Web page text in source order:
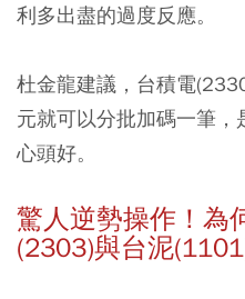
利多出盡的過度反應。
杜金龍建議，台積電
元就可以分批加碼一筆
心頭好。
驚人逆勢操作！為
(2303)與台泥